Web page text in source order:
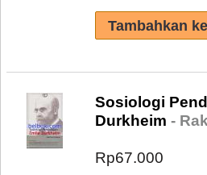
Sosiologi
Durkheim -
Rp67.000